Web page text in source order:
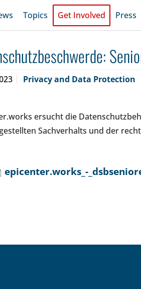
Topics Get Involved Press
Privacy and Data Protection
ersucht die
Sachverhalts und der
epicenter.works_-